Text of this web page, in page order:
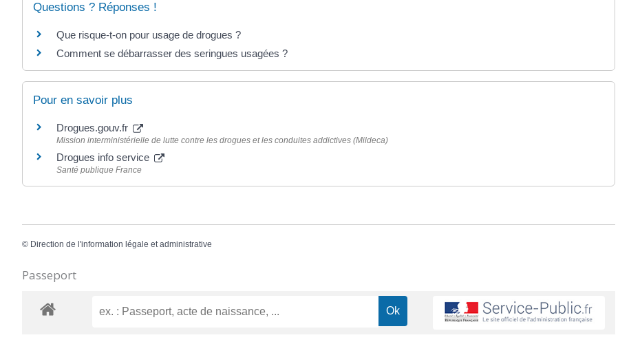
Questions ? Réponses !
Que risque-t-on pour usage de drogues ?
Comment se débarrasser des seringues usagées ?
Pour en savoir plus
Drogues.gouv.fr
Mission interministérielle de lutte contre les drogues et les conduites addictives (Mildeca)
Drogues info service
Santé publique France
© Direction de l'information légale et administrative
Passeport